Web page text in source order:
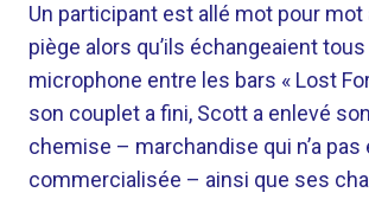
Un participant est allé mot pour mot
piège alors qu’ils échangeaient
microphone entre les bars « Lost
son couplet a fini, Scott a enlevé son
chemise – marchandise qui n’a pas
commercialisée – ainsi que ses